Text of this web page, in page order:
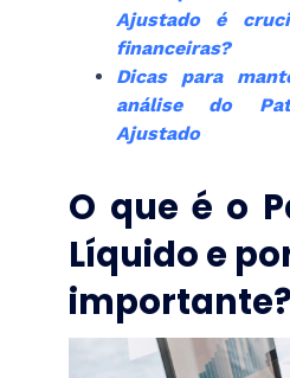
Ajustado é
financeiras?
Dicas para
análise do
Ajustado
O que é o
Líquido e
importante?